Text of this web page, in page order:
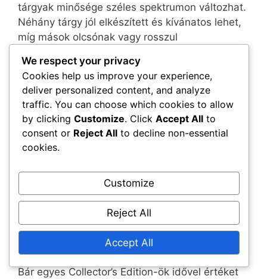
tárgyak minősége széles spektrumon változhat.
Néhány tárgy jól elkészített és kívánatos lehet,
míg mások olcsónak vagy rosszul
kutasson a kiadásban található konkrét tárgyak
minősége után, mielőtt elkötelezné magát a
vásárlás mellett.
Kereshet véleményeket vagy unboxing
videókat, amelyek betekintést nyújtanak a
meghatározni, hogy a kiadás megéri-e a
befektetést a kidolgozottság és az anyagok
alapján.
Viszonteladási értékkel kapcsolatos
Bár egyes Collector’s Edition-ök idővel értéket
We respect your privacy
Cookies help us improve your experience,
deliver personalized content, and analyze
traffic. You can choose which cookies to allow
by clicking Customize. Click Accept All to
consent or Reject All to decline non-essential
cookies.
Customize
Reject All
Accept All